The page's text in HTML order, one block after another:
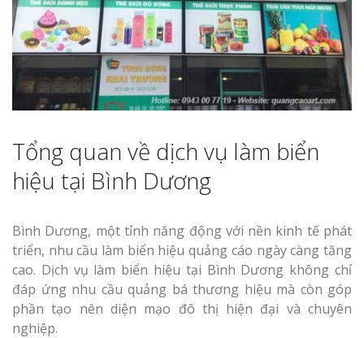
Tổng quan về dịch vụ làm biển
hiệu tại Bình Dương
Bình Dương, một tỉnh năng động với nền kinh tế phát
triển, nhu cầu làm biển hiệu quảng cáo ngày càng tăng
cao. Dịch vụ làm biển hiệu tại Bình Dương không chỉ
đáp ứng nhu cầu quảng bá thương hiệu mà còn góp
phần tạo nên diện mạo đô thị hiện đại và chuyên
nghiệp.
Làm biển
Nghệ An giá
Thi Công
Nghệ An Nâng Tầm
Hiệu
Làm Biển